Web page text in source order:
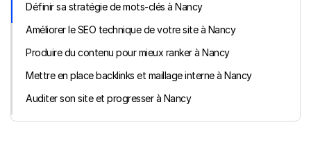
Définir sa stratégie de mots-clés à Nancy
Améliorer le SEO technique de votre site à Nancy
Produire du contenu pour mieux ranker à Nancy
Mettre en place backlinks et maillage interne à Nancy
Auditer son site et progresser à Nancy